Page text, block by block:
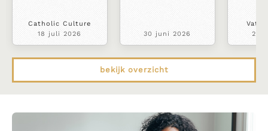
Catholic Culture
18 juli 2026
30 juni 2026
22
bekijk overzicht